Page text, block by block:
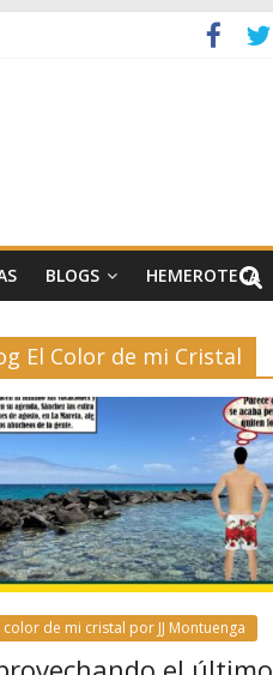
BLOGS HEMEROTECA
El Color de mi Cristal
color de mi cristal por JJ Montuenga